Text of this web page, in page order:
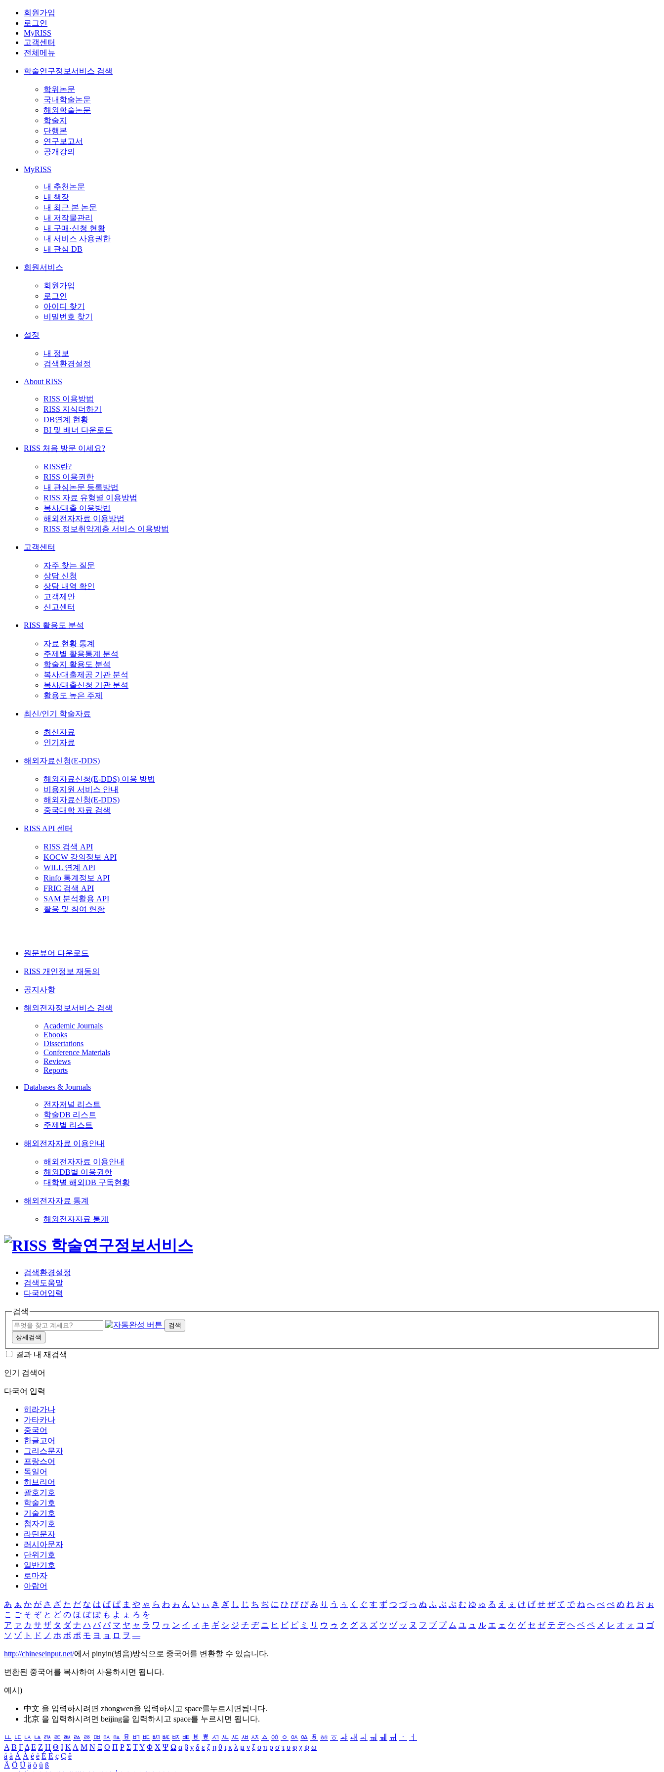
회원가입
로그인
MyRISS
고객센터
전체메뉴
학술연구정보서비스 검색
학위논문
국내학술논문
해외학술논문
학술지
단행본
연구보고서
공개강의
MyRISS
내 추천논문
내 책장
내 최근 본 논문
내 저작물관리
내 구매·신청 현황
내 서비스 사용권한
내 관심 DB
회원서비스
회원가입
로그인
아이디 찾기
비밀번호 찾기
설정
내 정보
검색환경설정
About RISS
RISS 이용방법
RISS 지식더하기
DB연계 현황
BI 및 배너 다운로드
RISS 처음 방문 이세요?
RISS란?
RISS 이용권한
내 관심논문 등록방법
RISS 자료 유형별 이용방법
복사/대출 이용방법
해외전자자료 이용방법
RISS 정보취약계층 서비스 이용방법
고객센터
자주 찾는 질문
상담 신청
상담 내역 확인
고객제안
신고센터
RISS 활용도 분석
자료 현황 통계
주제별 활용통계 분석
학술지 활용도 분석
복사/대출제공 기관 분석
복사/대출신청 기관 분석
활용도 높은 주제
최신/인기 학술자료
최신자료
인기자료
해외자료신청(E-DDS)
해외자료신청(E-DDS) 이용 방법
비용지원 서비스 안내
해외자료신청(E-DDS)
중국대학 자료 검색
RISS API 센터
RISS 검색 API
KOCW 강의정보 API
WILL 연계 API
Rinfo 통계정보 API
FRIC 검색 API
SAM 분석활용 API
활용 및 참여 현황
원문뷰어 다운로드
RISS 개인정보 재동의
공지사항
해외전자정보서비스 검색
Academic Journals
Ebooks
Dissertations
Conference Materials
Reviews
Reports
Databases & Journals
전자저널 리스트
학술DB 리스트
주제별 리스트
해외전자자료 이용안내
해외전자자료 이용안내
해외DB별 이용권한
대학별 해외DB 구독현황
해외전자자료 통계
해외전자자료 통계
검색환경설정
검색도움말
다국어입력
검색
검색
상세검색
결과 내 재검색
인기 검색어
다국어 입력
히라가나
가타카나
중국어
한글고어
그리스문자
프랑스어
독일어
히브리어
괄호기호
학술기호
기술기호
첨자기호
라틴문자
러시아문자
단위기호
일반기호
로마자
아랍어
あ ぁ か が さ ざ た だ な は ば ぱ ま や ゃ ら わ ゎ ん い ぃ き ぎ し じ ち ぢ に ひ び ぴ み り う ぅ く ぐ す ず つ づ っ ぬ ふ ぶ ぷ む ゆ ゅ る え ぇ け げ せ ぜ て で ね へ べ ぺ め れ お ぉ
こ ご そ ぞ と ど の ほ ぼ ぽ も よ ょ ろ を
ア ァ カ サ ザ タ ダ ナ ハ バ パ マ ヤ ャ ラ ワ ヮ ン イ ィ キ ギ シ ジ チ ヂ ニ ヒ ビ ピ ミ リ ウ ゥ ク グ ス ズ ツ ヅ ッ ヌ フ ブ プ ム ユ ュ ル エ ェ ケ ゲ セ ゼ テ デ ヘ ベ ペ メ レ オ ォ コ ゴ
ソ ゾ ト ド ノ ホ ボ ポ モ ヨ ョ ロ ヲ ―
http://chineseinput.net/에서 pinyin(병음)방식으로 중국어를 변환할 수 있습니다.
변환된 중국어를 복사하여 사용하시면 됩니다.
예시)
中文 을 입력하시려면 zhongwen을 입력하시고 space를누르시면됩니다.
北京 을 입력하시려면 beijing을 입력하시고 space를 누르시면 됩니다.
ㅥ ㅦ ㅧ ㅨ ㅩ ㅪ ㅫ ㅬ ㅭ ㅮ ㅯ ㅰ ㅱ ㅲ ㅳ ㅴ ㅵ ㅶ ㅷ ㅸ ㅹ ㅺ ㅻ ㅼ ㅽ ㅾ ㅿ ㆀ ㆁ ㆂ ㆃ ㆄ ㆅ ㆆ ㆇ ㆈ ㆉ ㆊ ㆋ ㆌ ㆍ
ㆎ
Α Β ΓΔ Ε Ζ Η Θ Ι ΚΛ Μ Ν Ξ Ο Π Ρ Σ ΤΥ Φ Χ Ψ Ω α β γ δ ε ζ η θ ι κ λ μ ν ξ ο π ρ σ τ υ φ χ ψ ω
á à Á À é è É È ç Ç ê
Ä Ö Ü ä ö ü ß